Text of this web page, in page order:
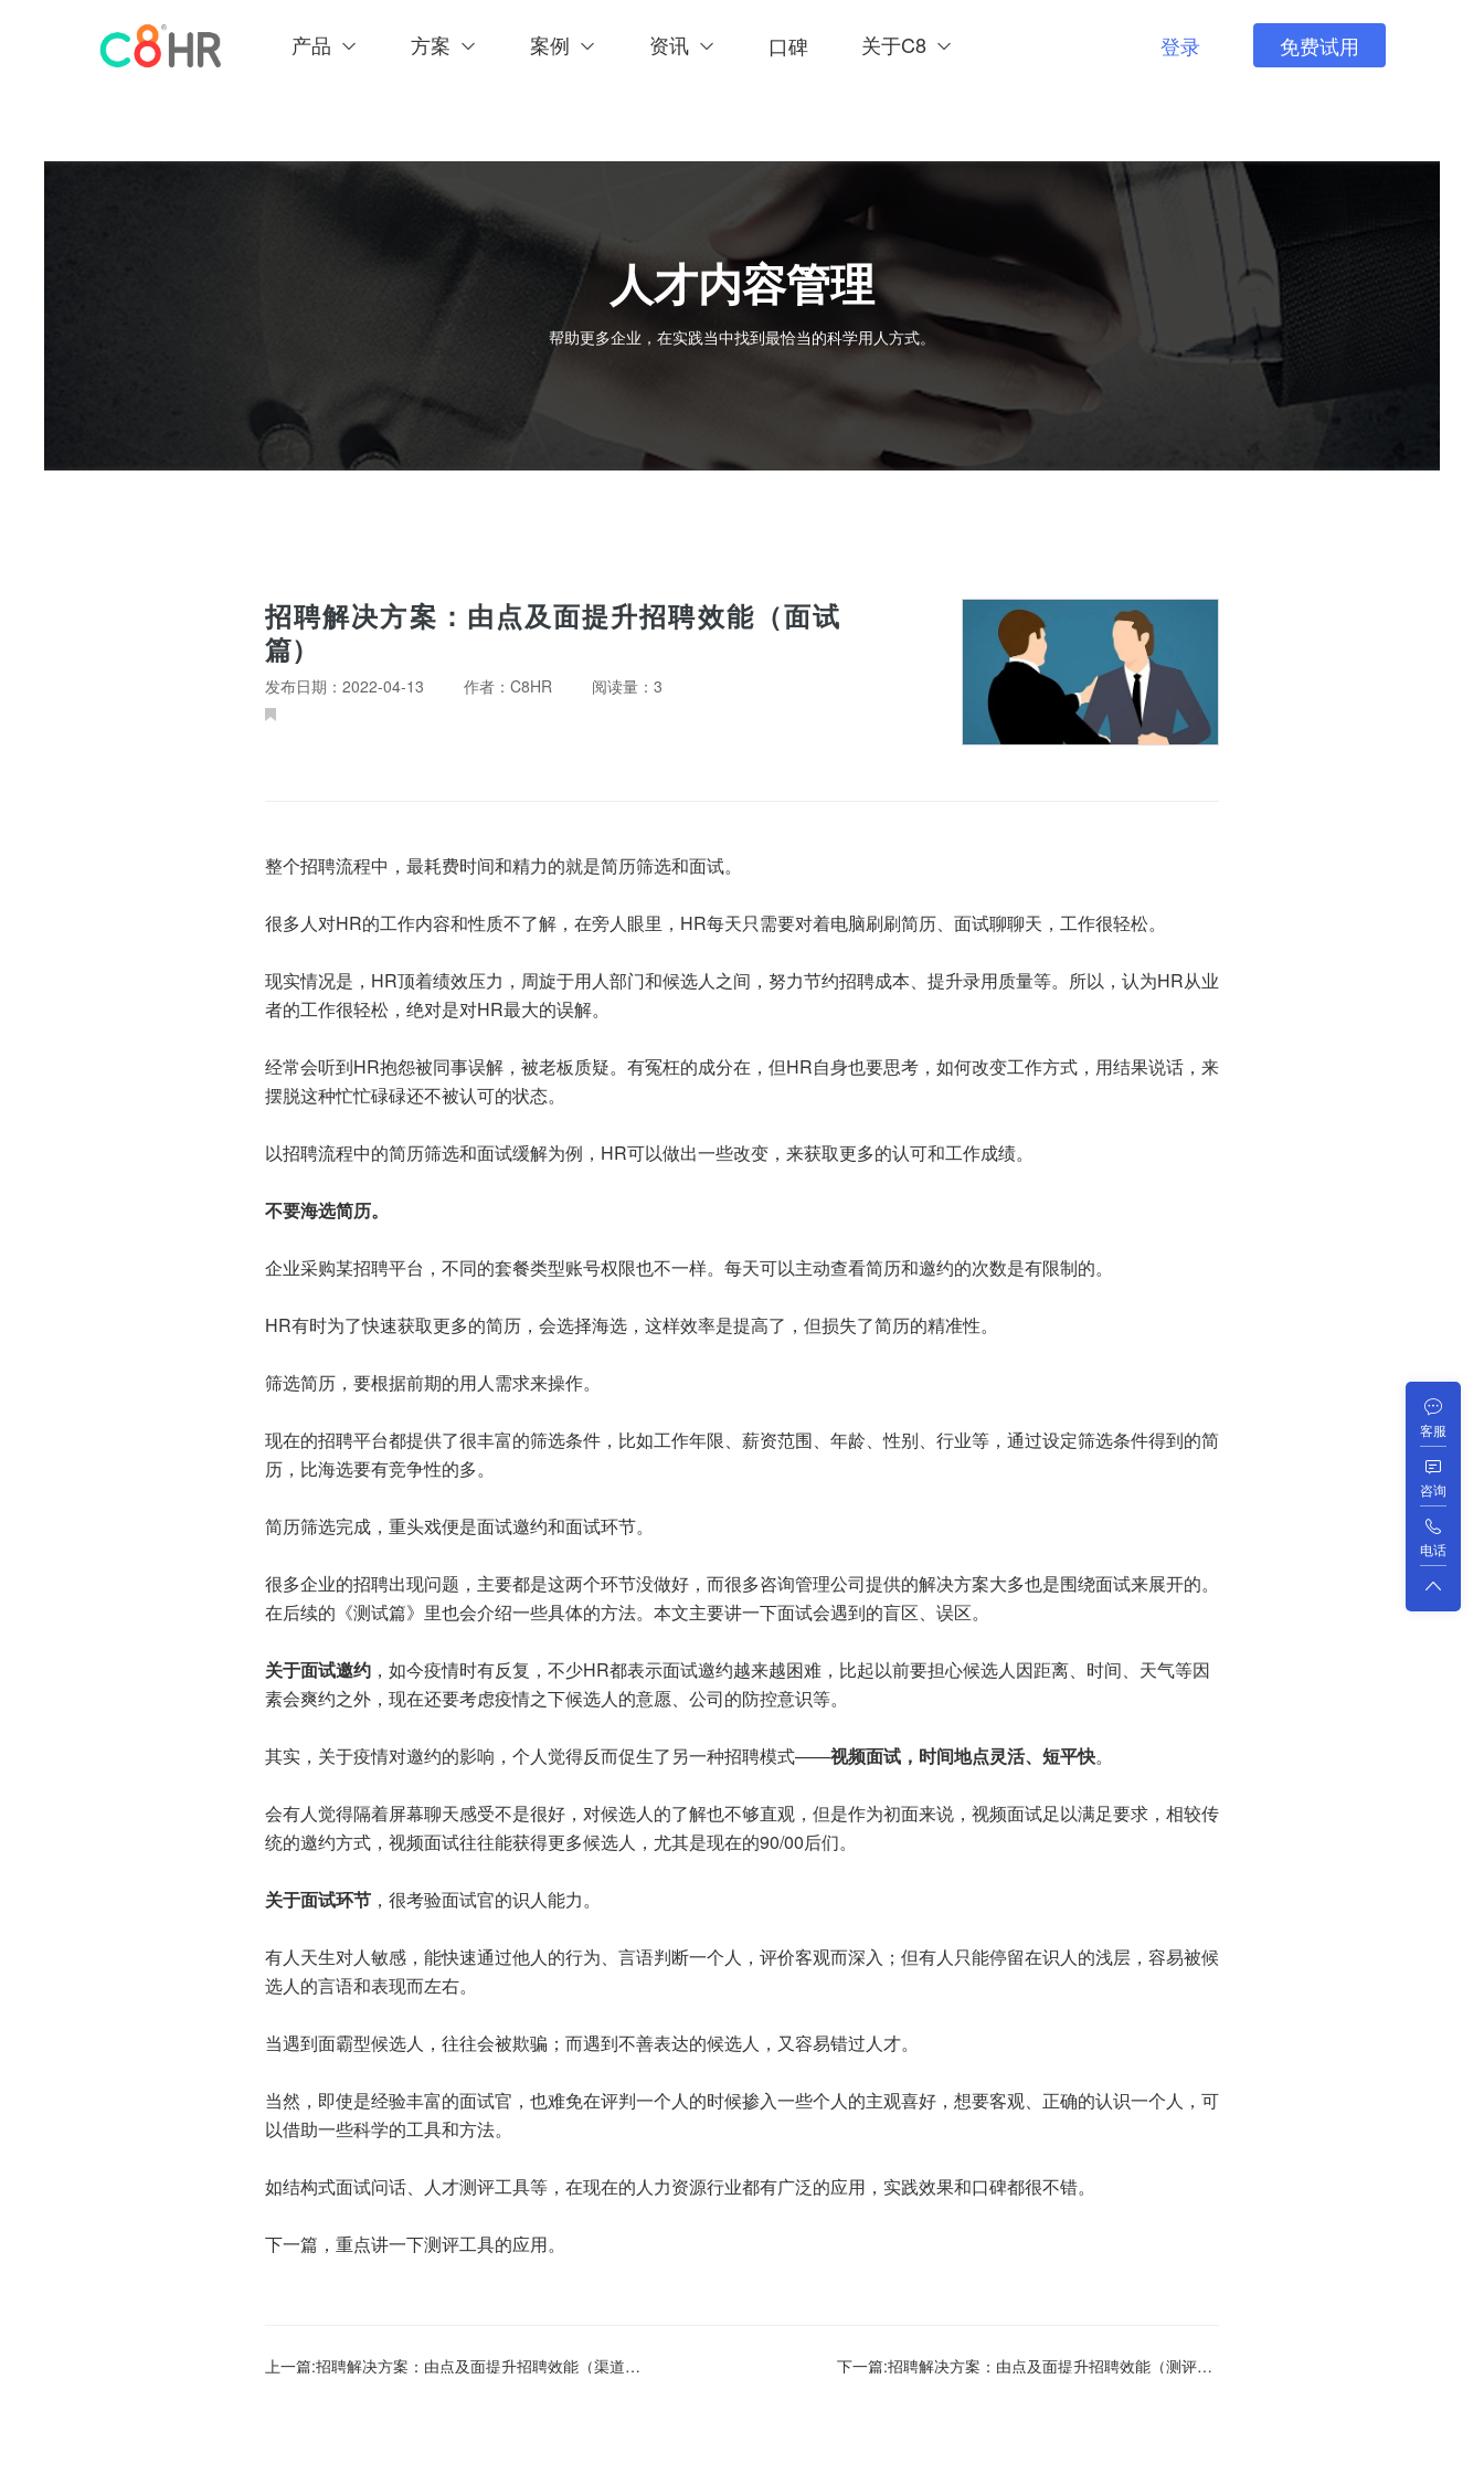
产品 方案 案例 资讯 口碑 关于C8 登录 免费试用
人才内容管理
帮助更多企业，在实践当中找到最恰当的科学用人方式。
招聘解决方案：由点及面提升招聘效能（面试
篇）
发布日期：2022-04-13 作者：C8HR 阅读量：3
整个招聘流程中，最耗费时间和精力的就是简历筛选和面试。
很多人对HR的工作内容和性质不了解，在旁人眼里，HR每天只需要对着电脑刷刷简历、面试聊聊天，工作很轻松。
现实情况是，HR顶着绩效压力，周旋于用人部门和候选人之间，努力节约招聘成本、提升录用质量等。所以，认为HR从业
者的工作很轻松，绝对是对HR最大的误解。
经常会听到HR抱怨被同事误解，被老板质疑。有冤枉的成分在，但HR自身也要思考，如何改变工作方式，用结果说话，来
摆脱这种忙忙碌碌还不被认可的状态。
以招聘流程中的简历筛选和面试缓解为例，HR可以做出一些改变，来获取更多的认可和工作成绩。
不要海选简历。
企业采购某招聘平台，不同的套餐类型账号权限也不一样。每天可以主动查看简历和邀约的次数是有限制的。
HR有时为了快速获取更多的简历，会选择海选，这样效率是提高了，但损失了简历的精准性。
筛选简历，要根据前期的用人需求来操作。
现在的招聘平台都提供了很丰富的筛选条件，比如工作年限、薪资范围、年龄、性别、行业等，通过设定筛选条件得到的简
历，比海选要有竞争性的多。
简历筛选完成，重头戏便是面试邀约和面试环节。
很多企业的招聘出现问题，主要都是这两个环节没做好，而很多咨询管理公司提供的解决方案大多也是围绕面试来展开的。
在后续的《测试篇》里也会介绍一些具体的方法。本文主要讲一下面试会遇到的盲区、误区。
关于面试邀约 ，如今疫情时有反复，不少HR都表示面试邀约越来越困难，比起以前要担心候选人因距离、时间、天气等因
素会爽约之外，现在还要考虑疫情之下候选人的意愿、公司的防控意识等。
其实，关于疫情对邀约的影响，个人觉得反而促生了另一种招聘模式——视频面试，时间地点灵活、短平快。
会有人觉得隔着屏幕聊天感受不是很好，对候选人的了解也不够直观，但是作为初面来说，视频面试足以满足要求，相较传
统的邀约方式，视频面试往往能获得更多候选人，尤其是现在的90/00后们。
关于面试环节 ，很考验面试官的识人能力。
有人天生对人敏感，能快速通过他人的行为、言语判断一个人，评价客观而深入；但有人只能停留在识人的浅层，容易被候
选人的言语和表现而左右。
当遇到面霸型候选人，往往会被欺骗；而遇到不善表达的候选人，又容易错过人才。
当然，即使是经验丰富的面试官，也难免在评判一个人的时候掺入一些个人的主观喜好，想要客观、正确的认识一个人，可
以借助一些科学的工具和方法。
如结构式面试问话、人才测评工具等，在现在的人力资源行业都有广泛的应用，实践效果和口碑都很不错。
下一篇，重点讲一下测评工具的应用。
上一篇:招聘解决方案：由点及面提升招聘效能（渠道篇） 下一篇:招聘解决方案：由点及面提升招聘效能（测评篇）
客服
咨询
电话